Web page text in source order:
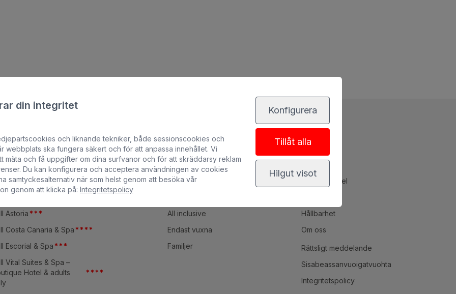
Hotel & adults only
Suites by Bull***
Boutique Casas Carmen
Astoria * * *
Costa Canaria & Spa * * * *
Escorial & Spa * * *
Vital Suites & Spa –
Hotel & adults
* * * *
ERFARENHETER
Strand
Spa
All inclusive
Endast vuxna
Familjer
ANDRA
Excursiones
Vuelo + Hotel
Hållbarhet
Om oss
Rättsligt meddelande
Sisabeassanvuoigatvuohta
Integritetspolicy
din integritet
och liknande tekniker, både sessionscookies och
webbplats ska fungera säkert och för att anpassa innehållet. Vi
mäta och få uppgifter om dina surfvanor och för att skräddarsy reklam
Du kan konfigurera och acceptera användningen av cookies
samtyckesalternativ när som helst genom att besöka vår
genom att klicka på: Integritetspolicy
Konfigurera
Tillåt alla
Hilgut visot